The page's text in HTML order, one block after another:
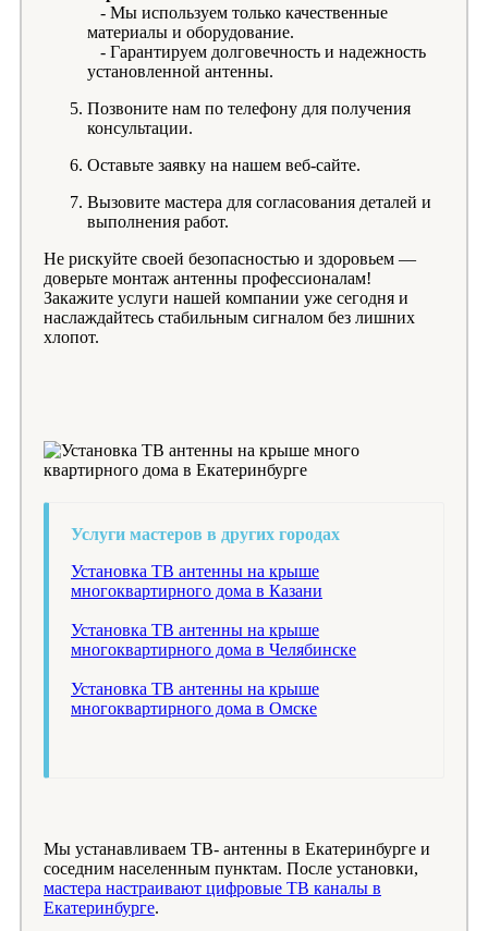
- Мы используем только качественные
материалы и оборудование.
- Гарантируем долговечность и надежность
установленной антенны.
Позвоните нам по телефону для получения
консультации.
Оставьте заявку на нашем веб-сайте.
Вызовите мастера для согласования деталей и
выполнения работ.
Не рискуйте своей безопасностью и здоровьем —
доверьте монтаж антенны профессионалам!
Закажите услуги нашей компании уже сегодня и
наслаждайтесь стабильным сигналом без лишних
хлопот.
Услуги мастеров в других городах
Установка ТВ антенны на крыше
многоквартирного дома в Казани
Установка ТВ антенны на крыше
многоквартирного дома в Челябинске
Установка ТВ антенны на крыше
многоквартирного дома в Омске
Мы устанавливаем ТВ- антенны в Екатеринбурге и
соседним населенным пунктам. После установки,
мастера настраивают цифровые ТВ каналы в
Екатеринбурге.